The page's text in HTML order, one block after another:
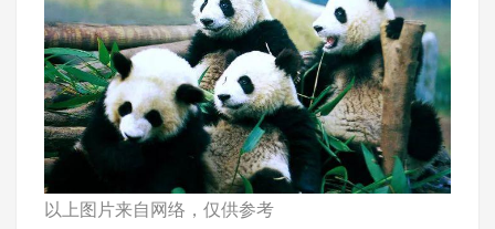
以上图片来自网络，仅供参考